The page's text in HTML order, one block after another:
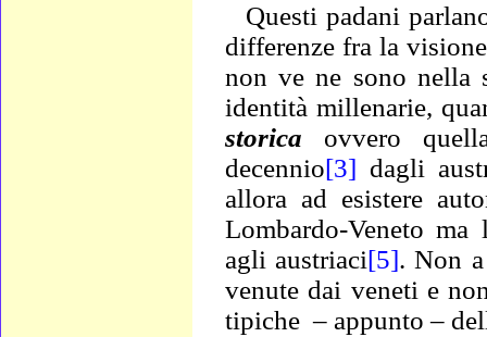
Questi padani
differenze fra la
non ve ne sono nella
identità millenarie,
storica ovvero
decennio[3] dagli
allora ad esistere
Lombardo-Veneto ma
agli austriaci[5]. Non
venute dai veneti e
tipiche – appunto –